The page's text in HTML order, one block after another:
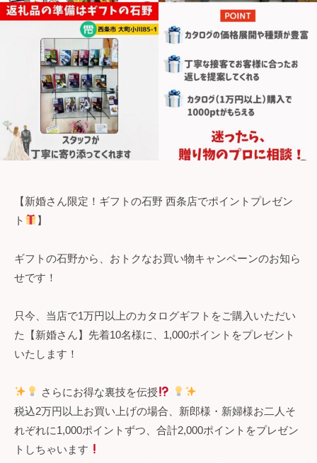
【新婚さん限定！ギフトの石野 西条店でポイントプレゼン
ト
】
ギフトの石野から、おトクなお買い物キャンペーンのお知ら
せです！
只今、当店で1万円以上のカタログギフトをご購入いただい
た【新婚さん】先着10名様に、1,000ポイントをプレゼント
いたします！
さらにお得な裏技を伝授
税込2万円以上お買い上げの場合、新郎様・新婦様お二人そ
れぞれに1,000ポイントずつ、合計2,000ポイントをプレゼン
トしちゃいます